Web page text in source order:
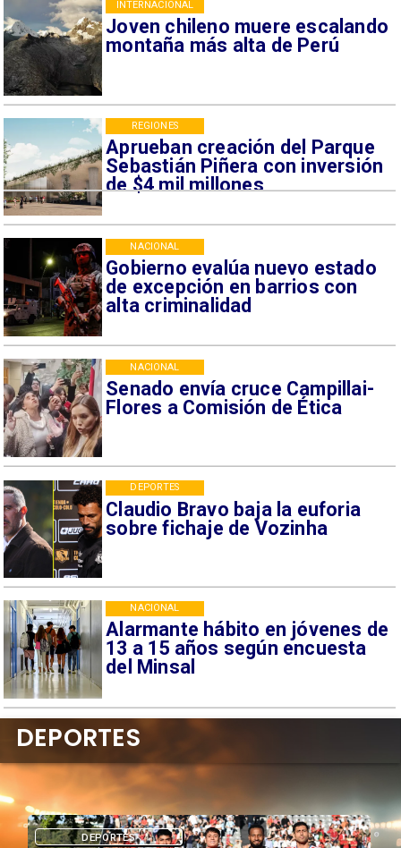
Joven chileno muere escalando
montaña más alta de Perú
INTERNACIONAL
Aprueban creación del Parque
Sebastián Piñera con inversión
de $4 mil millones
REGIONES
Gobierno evalúa nuevo estado
de excepción en barrios con
alta criminalidad
NACIONAL
Senado envía cruce Campillai-
Flores a Comisión de Ética
NACIONAL
Claudio Bravo baja la euforia
sobre fichaje de Vozinha
DEPORTES
Alarmante hábito en jóvenes de
13 a 15 años según encuesta
del Minsal
NACIONAL
DEPORTES
DEPORTES